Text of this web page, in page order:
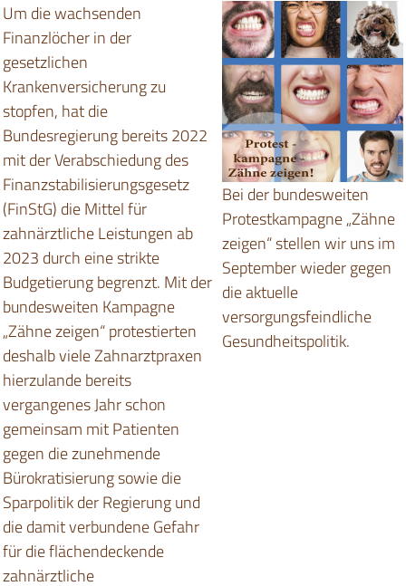
Um die wachsenden
Finanzlöcher in der
gesetzlichen
Krankenversicherung zu
stopfen, hat die
Bundesregierung bereits 2022
mit der Verabschiedung des
Finanzstabilisierungsgesetz
(FinStG) die Mittel für
zahnärztliche Leistungen ab
2023 durch eine strikte
Budgetierung begrenzt. Mit der
bundesweiten Kampagne
„Zähne zeigen“ protestierten
deshalb viele Zahnarztpraxen
hierzulande bereits
vergangenes Jahr schon
gemeinsam mit Patienten
gegen die zunehmende
Bürokratisierung sowie die
Sparpolitik der Regierung und
die damit verbundene Gefahr
für die flächendeckende
zahnärztliche
Bei der bundesweiten
Protestkampagne „Zähne
zeigen“ stellen wir uns im
September wieder gegen
die aktuelle
versorgungsfeindliche
Gesundheitspolitik.